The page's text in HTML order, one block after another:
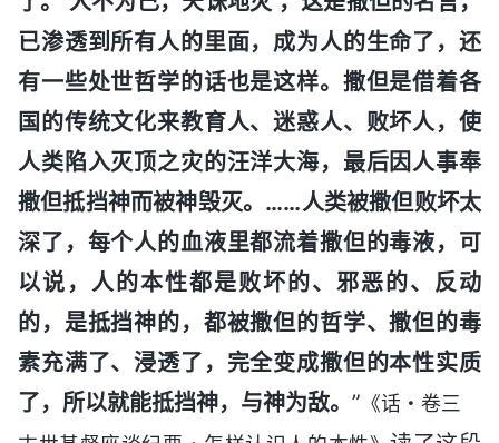
已渗透到所有人的里面，成为人的生命了，还
有一些处世哲学的话也是这样。撒但是借着各
国的传统文化来教育人、迷惑人、败坏人，使
人类陷入灭顶之灾的汪洋大海，最后因人事奉
撒但抵挡神而被神毁灭。……人类被撒但败坏太
深了，每个人的血液里都流着撒但的毒液，可
以说，人的本性都是败坏的、邪恶的、反动
的，是抵挡神的，都被撒但的哲学、撒但的毒
素充满了、浸透了，完全变成撒但的本性实质
了，所以就能抵挡神，与神为敌。 ” 《话・卷三